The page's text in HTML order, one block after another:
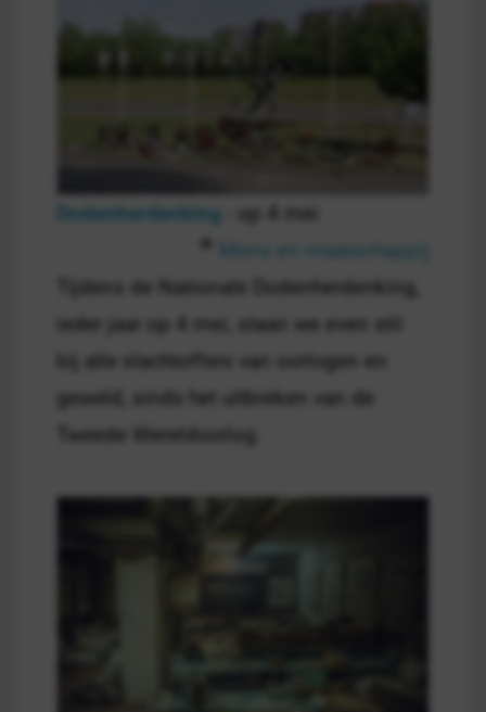
Dodenherdenking - op 4 mei
Mens en maatschappij
Tijdens de Nationale Dodenherdenking,
ieder jaar op 4 mei, staan we even stil
bij alle slachtoffers van oorlogen en
geweld, sinds het uitbreken van de
Tweede Wereldoorlog.